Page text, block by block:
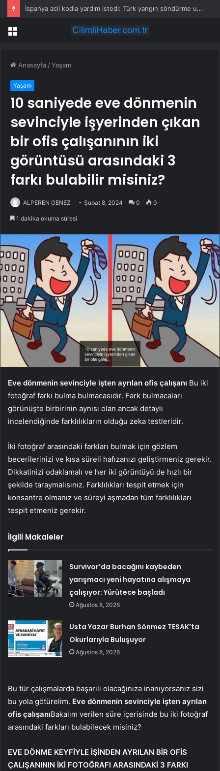
İspanya acil kodla yardım istedi: Türk yangın söndürme uçakları havalandı
Menü
Anasayfa /Yaşam
Yaşam
10 saniyede eve dönmenin
sevinciyle işyerinden çıkan
bir ofis çalışanının iki
görüntüsü arasındaki 3
farkı bulabilir misiniz?
ALPEREN GENEZ Şubat 8, 2024 0 0
1 dakika okuma süresi
Eve dönmenin sevinciyle işten ayrılan ofis çalışanı Bu iki
fotoğraf farkı bulma bulmacasıdır. Fark bulmacaları
görünüşte birbirinin aynısı olan ancak detaylı
incelendiğinde farklılıkların olduğu zeka testleridir.
İki fotoğraf arasındaki farkları bulmak için gözlem
becerilerinizi ve kısa süreli hafızanızı geliştirmeniz gerekir.
Dikkatinizi odaklamalı ve her iki görüntüyü de hızlı bir
şekilde taraymalısınız. Farklılıkları tespit etmek için
konsantre olmanız ve süreyi aşmadan tüm farklılıkları
tespit etmeniz gerekir.
İlgili Makaleler
Survivor’da bacağını kaybeden
yarışmacı yeni hayatına alışmaya
çalışıyor: Yürütece başladı
Ağustos 8, 2026
Usta Yazar Burhan Sönmez TESAK’ta
Okurlarıyla Buluşuyor
Ağustos 8, 2026
Bu tür çalışmalarda başarılı olacağınıza inanıyorsanız sizi
bu yola götürelim. Eve dönmenin sevinciyle işten ayrılan
ofis çalışanıBakalım verilen süre içerisinde bu iki fotoğraf
arasındaki farkları bulabilecek misiniz?
EVE DÖNME KEYFİYLE İŞİNDEN AYRILAN BİR OFİS
ÇALIŞANININ İKİ FOTOĞRAFI ARASINDAKİ 3 FARKI